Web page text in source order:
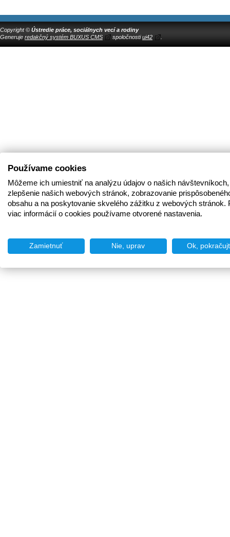
Copyright © Ústredie práce, sociálnych vecí a rodiny
Generuje redakčný systém BUXUS CMS spoločnostiui42
Používame cookies
Môžeme ich umiestniť na analýzu údajov o našich
zlepšenie našich webových stránok, zobrazovanie
obsahu a na poskytovanie skvelého zážitku z webových stránok.
viac informácií o cookies používame otvorené nastavenia.
Zamietnuť Nie, uprav Ok,